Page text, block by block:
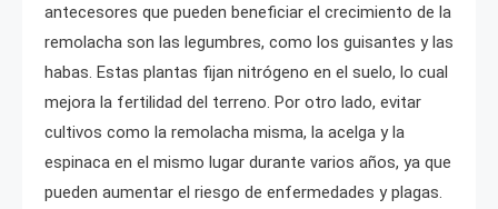
antecesores que pueden beneficiar el crecimiento de la
remolacha son las legumbres, como los guisantes y las
habas. Estas plantas fijan nitrógeno en el suelo, lo cual
mejora la fertilidad del terreno. Por otro lado, evitar
cultivos como la remolacha misma, la acelga y la
espinaca en el mismo lugar durante varios años, ya que
pueden aumentar el riesgo de enfermedades y plagas.